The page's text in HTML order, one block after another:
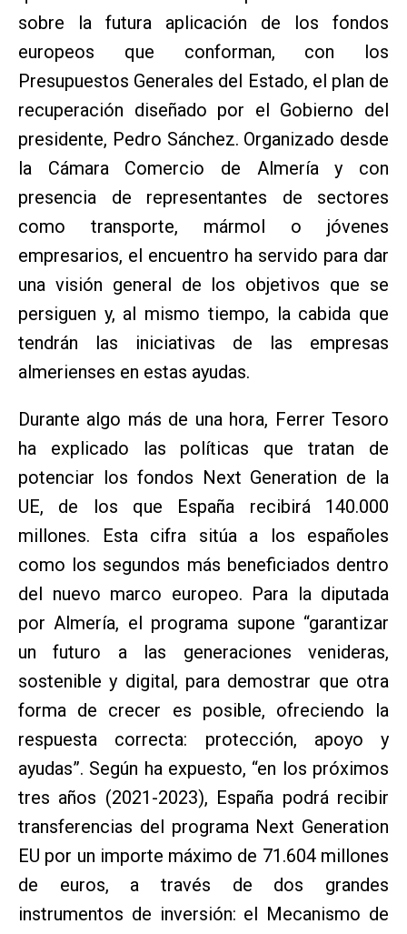
sobre la futura aplicación de los fondos
europeos que conforman, con los
Presupuestos Generales del Estado, el plan de
recuperación diseñado por el Gobierno del
presidente, Pedro Sánchez. Organizado desde
la Cámara Comercio de Almería y con
presencia de representantes de sectores
como transporte, mármol o jóvenes
empresarios, el encuentro ha servido para dar
una visión general de los objetivos que se
persiguen y, al mismo tiempo, la cabida que
tendrán las iniciativas de las empresas
almerienses en estas ayudas.
Durante algo más de una hora, Ferrer Tesoro
ha explicado las políticas que tratan de
potenciar los fondos Next Generation de la
UE, de los que España recibirá 140.000
millones. Esta cifra sitúa a los españoles
como los segundos más beneficiados dentro
del nuevo marco europeo. Para la diputada
por Almería, el programa supone “garantizar
un futuro a las generaciones venideras,
sostenible y digital, para demostrar que otra
forma de crecer es posible, ofreciendo la
respuesta correcta: protección, apoyo y
ayudas”. Según ha expuesto, “en los próximos
tres años (2021-2023), España podrá recibir
transferencias del programa Next Generation
EU por un importe máximo de 71.604 millones
de euros, a través de dos grandes
instrumentos de inversión: el Mecanismo de